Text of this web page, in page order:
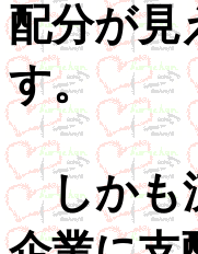
配分が見
す。
しかも